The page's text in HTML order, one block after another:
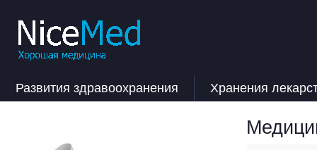
Развития здравоохранения Хранения